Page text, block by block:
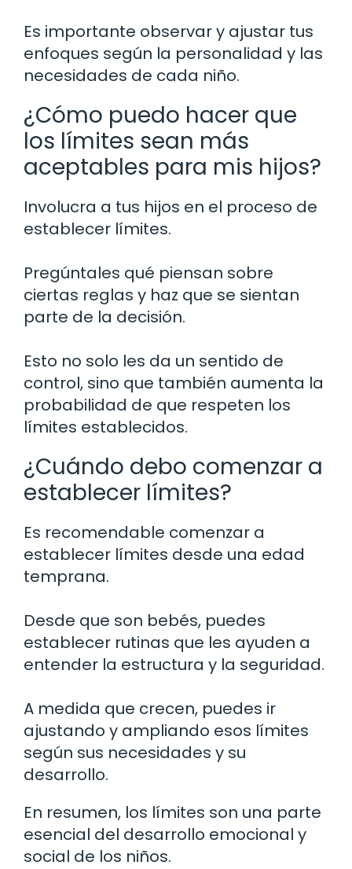
Es importante observar y ajustar tus
enfoques según la personalidad y las
necesidades de cada niño.
¿Cómo puedo hacer que
los límites sean más
aceptables para mis hijos?
Involucra a tus hijos en el proceso de
establecer límites.
Pregúntales qué piensan sobre
ciertas reglas y haz que se sientan
parte de la decisión.
Esto no solo les da un sentido de
control, sino que también aumenta la
probabilidad de que respeten los
límites establecidos.
¿Cuándo debo comenzar a
establecer límites?
Es recomendable comenzar a
establecer límites desde una edad
temprana.
Desde que son bebés, puedes
establecer rutinas que les ayuden a
entender la estructura y la seguridad.
A medida que crecen, puedes ir
ajustando y ampliando esos límites
según sus necesidades y su
desarrollo.
En resumen, los límites son una parte
esencial del desarrollo emocional y
social de los niños.